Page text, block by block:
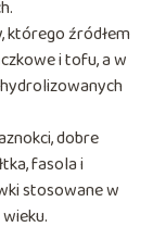
którego źródłem
i tofu, a w
dobre
fasola i
stosowane w